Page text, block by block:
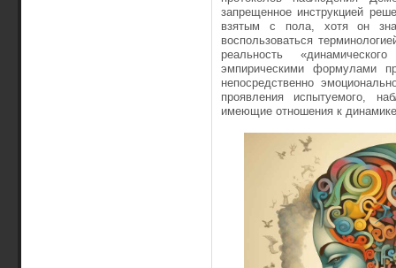
запрещенное инструкцией
взятым с пола, хотя он
воспользоваться
реальность
эмпирическими формулами
непосредственно
проявления ис­пытуемого,
имеющие отношения к